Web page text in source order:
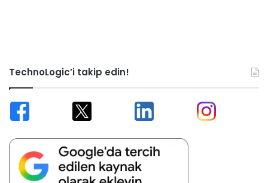
TechnoLogic’i takip edin!